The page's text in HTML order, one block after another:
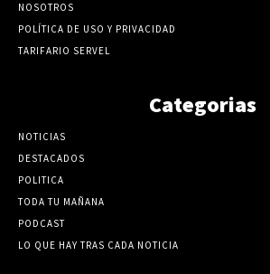
NOSOTROS
POLÍTICA DE USO Y PRIVACIDAD
TARIFARIO SERVEL
Categorias
NOTICIAS
DESTACADOS
POLITICA
TODA TU MAÑANA
PODCAST
LO QUE HAY TRAS CADA NOTICIA